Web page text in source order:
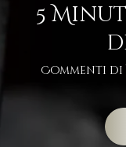
5
Commenti di